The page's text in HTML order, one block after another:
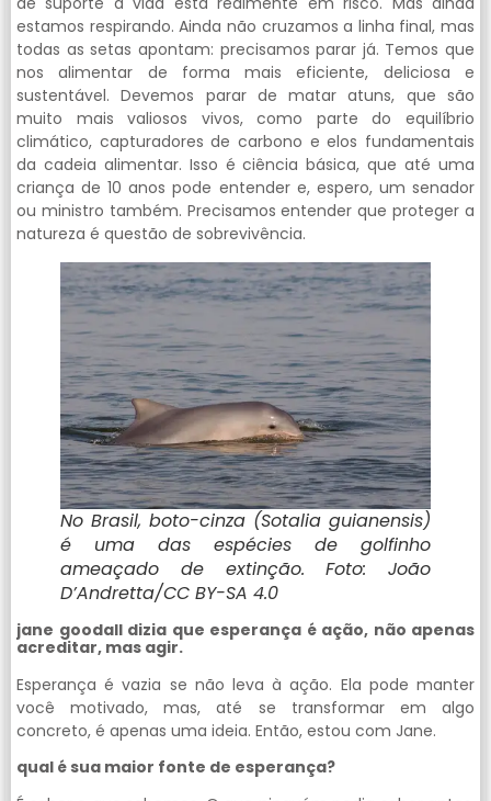
estamos respirando. Ainda não cruzamos a linha final, mas
todas as setas apontam: precisamos parar já. Temos que
nos alimentar de forma mais eficiente, deliciosa e
sustentável. Devemos parar de matar atuns, que são
muito mais valiosos vivos, como parte do equilíbrio
climático, capturadores de carbono e elos fundamentais
da cadeia alimentar. Isso é ciência básica, que até uma
criança de 10 anos pode entender e, espero, um senador
ou ministro também. Precisamos entender que proteger a
natureza é questão de sobrevivência.
No Brasil, boto-cinza (Sotalia guianensis)
é uma das espécies de golfinho
ameaçado de extinção. Foto: João
D’Andretta/CC BY-SA 4.0
jane goodall dizia que esperança é ação, não apenas
acreditar, mas agir.
Esperança é vazia se não leva à ação. Ela pode manter
você motivado, mas, até se transformar em algo
concreto, é apenas uma ideia. Então, estou com Jane.
qual é sua maior fonte de esperança?